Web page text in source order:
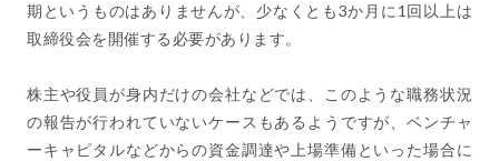
期というものはありませんが、少なくとも3か月に1回以上は
取締役会を開催する必要があります。
株主や役員が身内だけの会社などでは、このような職務状況
の報告が行われていないケースもあるようですが、ベンチャ
ーキャピタルなどからの資金調達や上場準備といった場合に